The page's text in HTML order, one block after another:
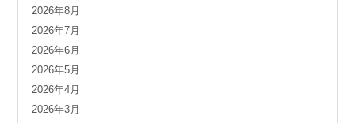
2026年8月
2026年7月
2026年6月
2026年5月
2026年4月
2026年3月